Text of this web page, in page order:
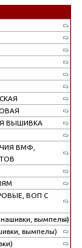
ВЫШИВКА
ВМФ,
ВОП С
вымпелы)
вымпелы)